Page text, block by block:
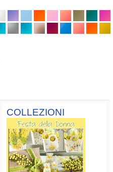
COLLEZIONI